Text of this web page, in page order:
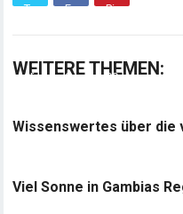
WEITERE THEMEN:
Wissenswertes über die
Viel Sonne in Gambias